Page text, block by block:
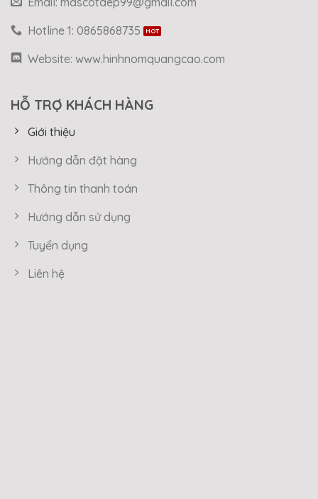
Hotline 1: 0865868735
Website: www.hinhnomquangcao.com
HỖ TRỢ KHÁCH HÀNG
Giới thiệu
Hướng dẫn đặt hàng
Thông tin thanh toán
Hướng dẫn sử dụng
Tuyển dụng
Liên hệ